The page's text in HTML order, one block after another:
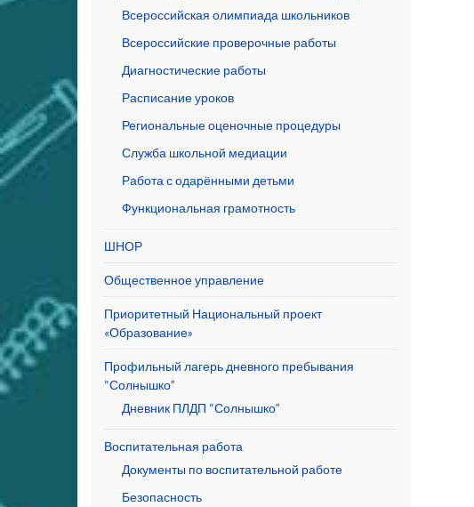
Всероссийская олимпиада школьников
Всероссийские проверочные работы
Диагностические работы
Расписание уроков
Региональные оценочные процедуры
Служба школьной медиации
Работа с одарёнными детьми
Функциональная грамотность
ШНОР
Общественное управление
Приоритетный Национальный проект
«Образование»
Профильный лагерь дневного пребывания
“Солнышко”
Дневник ПЛДП “Солнышко”
Воспитательная работа
Документы по воспитательной работе
Безопасность